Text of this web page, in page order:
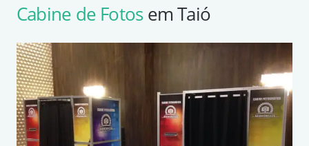
Cabine de Fotosem Taió